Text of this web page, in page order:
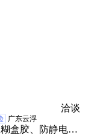
室内游乐园聚
水防腐聚脲涂
、喷涂防水涂
聚脲防水、屋顶
育看台聚脲涂
涂料、聚脲高弹
洽谈
广东云浮
盒胶、防静电、